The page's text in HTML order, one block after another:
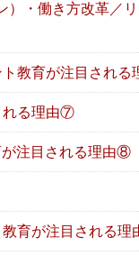
・働き方改革／
ト教育が注目され
れる理由⑦
が注目される理由⑧
教育が注目される